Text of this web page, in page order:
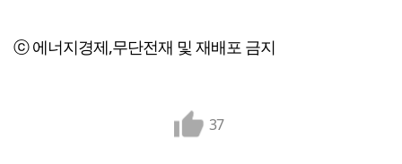
ⓒ 에너지경제,무단전재 및 재배포 금지
37